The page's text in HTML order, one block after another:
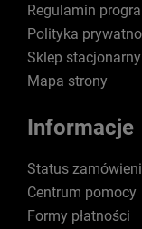
Regulamin
Polityka
Sklep
Mapa strony
Informacje
Status
Centrum pomocy
Formy płatności